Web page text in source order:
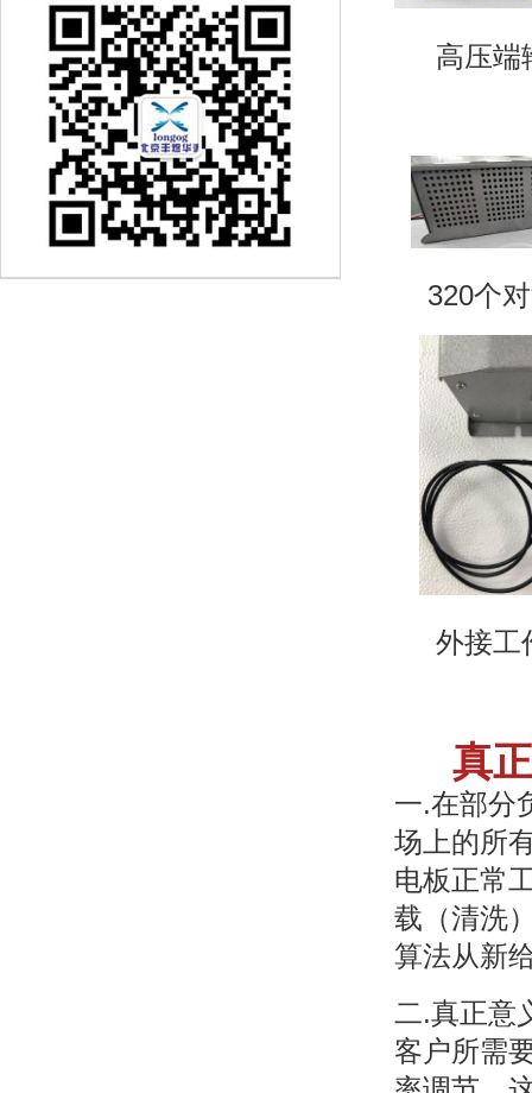
高压端
320个对
外接工
真
一.在部分
场上的所
电板正常
载（清洗
算法从新
二.真正意
客户所需